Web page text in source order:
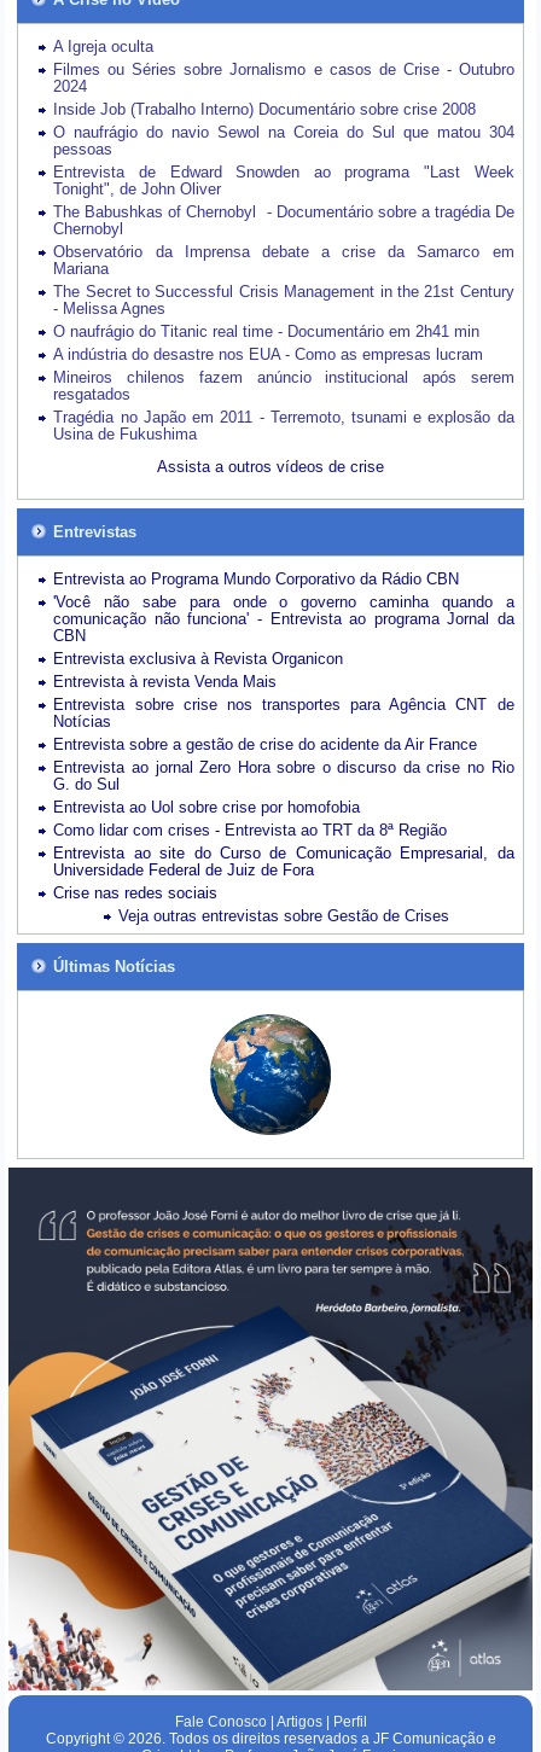
A Igreja oculta
Filmes ou Séries sobre Jornalismo e casos de Crise - Outubro
2024
Inside Job (Trabalho Interno) Documentário sobre crise 2008
O naufrágio do navio Sewol na Coreia do Sul que matou 304
pessoas
Entrevista de Edward Snowden ao programa "Last Week
Tonight", de John Oliver
The Babushkas of Chernobyl - Documentário sobre a tragédia De
Chernobyl
Observatório da Imprensa debate a crise da Samarco em
Mariana
The Secret to Successful Crisis Management in the 21st Century
- Melissa Agnes
O naufrágio do Titanic real time - Documentário em 2h41 min
A indústria do desastre nos EUA - Como as empresas lucram
Mineiros chilenos fazem anúncio institucional após serem
resgatados
Tragédia no Japão em 2011 - Terremoto, tsunami e explosão da
Usina de Fukushima
Assista a outros vídeos de crise
Entrevistas
Entrevista ao Programa Mundo Corporativo da Rádio CBN
'Você não sabe para onde o governo caminha quando a
comunicação não funciona' - Entrevista ao programa Jornal da
CBN
Entrevista exclusiva à Revista Organicon
Entrevista à revista Venda Mais
Entrevista sobre crise nos transportes para Agência CNT de
Notícias
Entrevista sobre a gestão de crise do acidente da Air France
Entrevista ao jornal Zero Hora sobre o discurso da crise no Rio
G. do Sul
Entrevista ao Uol sobre crise por homofobia
Como lidar com crises - Entrevista ao TRT da 8ª Região
Entrevista ao site do Curso de Comunicação Empresarial, da
Universidade Federal de Juiz de Fora
Crise nas redes sociais
Veja outras entrevistas sobre Gestão de Crises
Últimas Notícias
Fale Conosco| Artigos|
Perfil
Copyright © 2026. Todos os direitos reservados a JF Comunicação e